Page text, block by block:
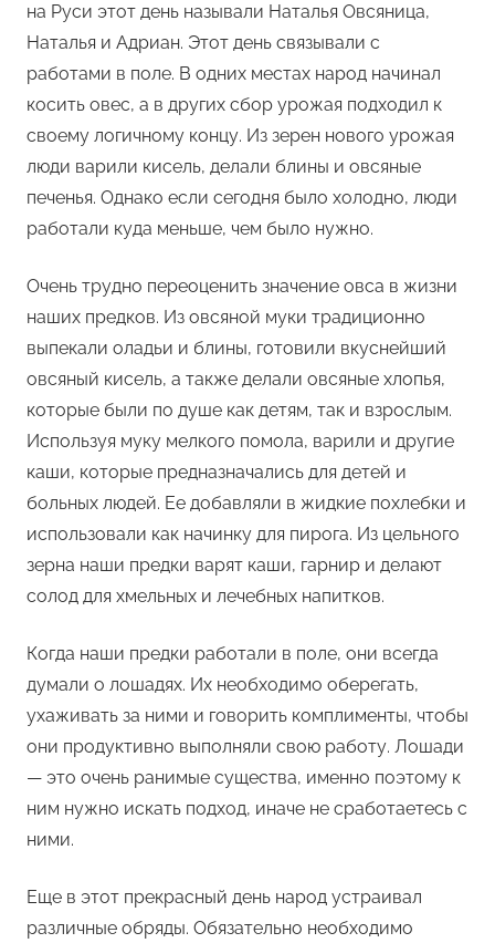
на Руси этот день называли Наталья Овсяница,
Наталья и Адриан. Этот день связывали с
работами в поле. В одних местах народ начинал
косить овес, а в других сбор урожая подходил к
своему логичному концу. Из зерен нового урожая
люди варили кисель, делали блины и овсяные
печенья. Однако если сегодня было холодно, люди
работали куда меньше, чем было нужно.
Очень трудно переоценить значение овса в жизни
наших предков. Из овсяной муки традиционно
выпекали оладьи и блины, готовили вкуснейший
овсяный кисель, а также делали овсяные хлопья,
которые были по душе как детям, так и взрослым.
Используя муку мелкого помола, варили и другие
каши, которые предназначались для детей и
больных людей. Ее добавляли в жидкие похлебки и
использовали как начинку для пирога. Из цельного
зерна наши предки варят каши, гарнир и делают
солод для хмельных и лечебных напитков.
Когда наши предки работали в поле, они всегда
думали о лошадях. Их необходимо оберегать,
ухаживать за ними и говорить комплименты, чтобы
они продуктивно выполняли свою работу. Лошади
— это очень ранимые существа, именно поэтому к
ним нужно искать подход, иначе не сработаетесь с
ними.
Еще в этот прекрасный день народ устраивал
различные обряды. Обязательно необходимо